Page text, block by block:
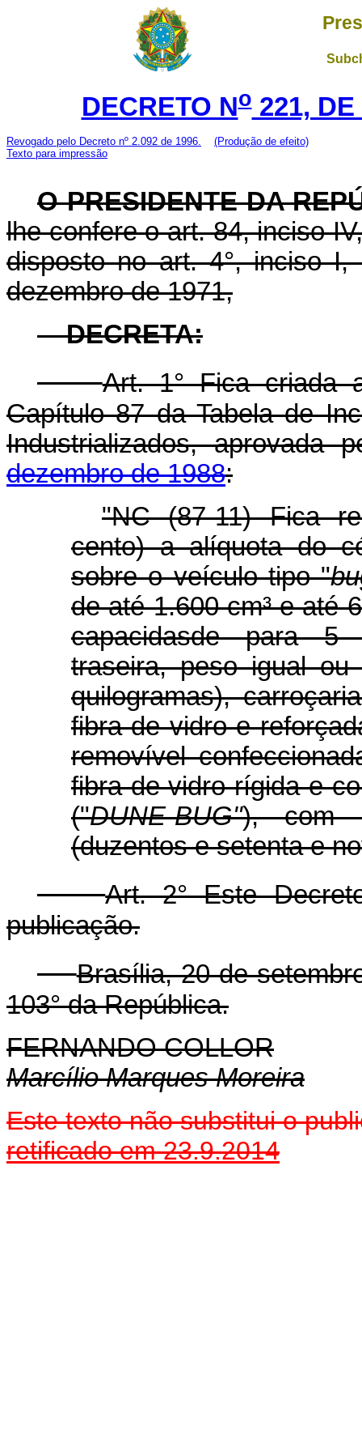
DECRETO No221, DE
Revogado pelo Decreto nº 2.092 de 1996.
(Produção de efeito)
Texto para impressão
O PRESIDENTE DA
lhe confere o art. 84, inciso
disposto no art. 4°, inciso
dezembro de 1971,
DECRETA:
Art. 1° Fica criada
Capítulo 87 da Tabela de
Industrializados, aprovada
dezembro de 1988:
"NC (87-11) Fica
cento) a alíquota do
sobre o veículo tipo "
de até 1.600 cm³ e até
capacidasde para 5
traseira, peso igual
quilogramas),
fibra de vidro e
removível
fibra de vidro rígida e
("DUNE-BUG"), com
(duzentos e setenta e
Art. 2° Este
publicação.
Brasília, 20 de
103° da República.
FERNANDO COLLOR
Marcílio Marques Moreira
Este texto não substitui o
retificado em 23.9.2014